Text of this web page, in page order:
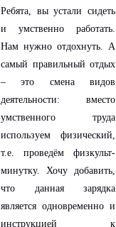
Ребята, вы устали сидеть
и умственно работать.
Нам нужно отдохнуть. А
самый правильный отдых
– это смена видов
деятельности: вместо
умственного труда
используем физический,
т.е. проведём физкульт-
минутку. Хочу добавить,
что данная зарядка
является одновременно и
инструкцией к